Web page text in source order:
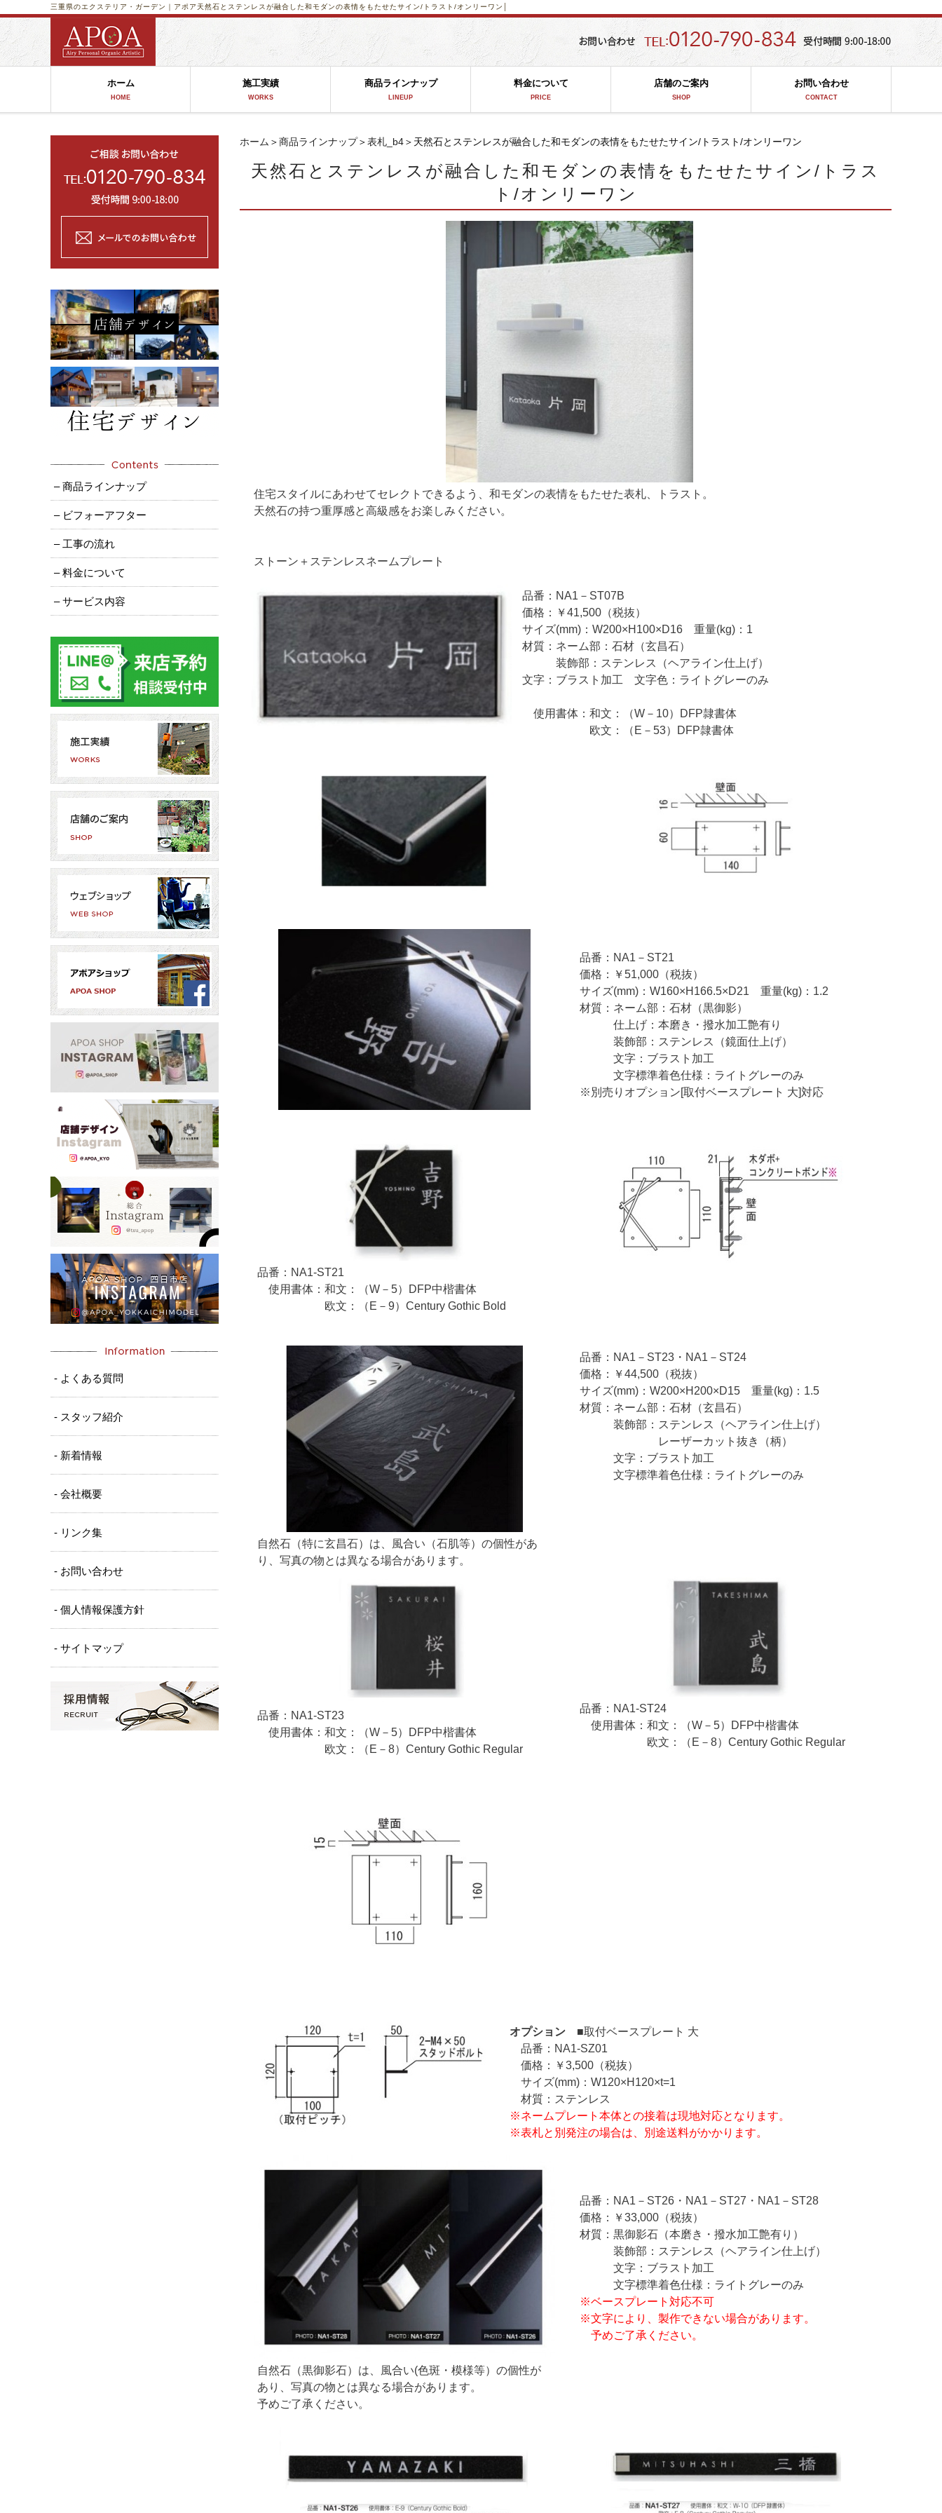
天然石とステンレスが融合した和モダンの表情をもたせたサイン/トラスト/オンリーワン│
三重県のエクステリア・ガーデン｜アポア
ホーム
HOME
施工実績
WORKS
商品ラインナップ
LINEUP
料金について
PRICE
店舗のご案内
SHOP
お問い合わせ
CONTACT
ホーム ＞商品ラインナップ＞表札_b4＞天然石とステンレスが融合した和モダンの表情をもたせたサイン/トラスト/オンリーワン
天然石とステンレスが融合した和モダンの表情をもたせたサイン/トラス
ト/オンリーワン
住宅スタイルにあわせてセレクトできるよう、和モダンの表情をもたせた表札、トラスト。
天然石の持つ重厚感と高級感をお楽しみください。
ストーン＋ステンレスネームプレート
品番：NA1－ST07B
価格：￥41,500（税抜）
サイズ(mm)：W200×H100×D16 重量(kg)：1
材質：ネーム部：石材（玄昌石）
装飾部：ステンレス（ヘアライン仕上げ）
文字：ブラスト加工 文字色：ライトグレーのみ
使用書体：和文：（W－10）DFP隷書体
欧文：（E－53）DFP隷書体
品番：NA1－ST21
価格：￥51,000（税抜）
サイズ(mm)：W160×H166.5×D21 重量(kg)：1.2
材質：ネーム部：石材（黒御影）
仕上げ：本磨き・撥水加工艶有り
装飾部：ステンレス（鏡面仕上げ）
文字：ブラスト加工
文字標準着色仕様：ライトグレーのみ
※別売りオプション[取付ベースプレート 大]対応
品番：NA1-ST21
使用書体：和文：（W－5）DFP中楷書体
欧文：（E－9）Century Gothic Bold
自然石（特に玄昌石）は、風合い（石肌等）の個性があ
り、写真の物とは異なる場合があります。
品番：NA1－ST23・NA1－ST24
価格：￥44,500（税抜）
サイズ(mm)：W200×H200×D15 重量(kg)：1.5
材質：ネーム部：石材（玄昌石）
装飾部：ステンレス（ヘアライン仕上げ）
レーザーカット抜き（柄）
文字：ブラスト加工
文字標準着色仕様：ライトグレーのみ
品番：NA1-ST23
使用書体：和文：（W－5）DFP中楷書体
欧文：（E－8）Century Gothic Regular
品番：NA1-ST24
使用書体：和文：（W－5）DFP中楷書体
欧文：（E－8）Century Gothic Regular
オプション ■取付ベースプレート 大
品番：NA1-SZ01
価格：￥3,500（税抜）
サイズ(mm)：W120×H120×t=1
材質：ステンレス
※ネームプレート本体との接着は現地対応となります。
※表札と別発注の場合は、別途送料がかかります。
自然石（黒御影石）は、風合い(色斑・模様等）の個性が
あり、写真の物とは異なる場合があります。
予めご了承ください。
品番：NA1－ST26・NA1－ST27・NA1－ST28
価格：￥33,000（税抜）
材質：黒御影石（本磨き・撥水加工艶有り）
装飾部：ステンレス（ヘアライン仕上げ）
文字：ブラスト加工
文字標準着色仕様：ライトグレーのみ
※ベースプレート対応不可
※文字により、製作できない場合があります。
予めご了承ください。
– 商品ラインナップ
– ビフォーアフター
– 工事の流れ
– 料金について
– サービス内容
- よくある質問
- スタッフ紹介
- 新着情報
- 会社概要
- リンク集
- お問い合わせ
- 個人情報保護方針
- サイトマップ